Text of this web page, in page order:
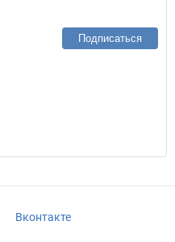
Подписаться
Вконтакте